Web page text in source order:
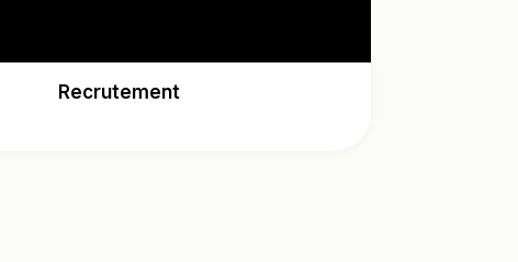
Recrutement